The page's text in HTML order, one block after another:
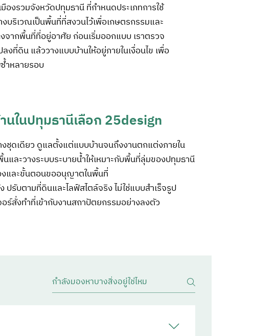
องรวมจังหวัดปทุมธานี ที่กำหนดประเภทการใช้
บริเวณเป็นพื้นที่ที่สงวนไว้เพื่อเกษตรกรรมและ
ากพื้นที่ที่อยู่อาศัย ก่อนเริ่มออกแบบ เราตรวจ
ที่ดิน แล้ววางแบบบ้านให้อยู่ภายในเงื่อนไข เพื่อ
ำหลายรอบ
นในปทุมธานีเลือก 25design
ชุดเดียว ดูแลตั้งแต่แบบบ้านจนถึงงานตกแต่งภายใน
และวางระบบระบายน้ำให้เหมาะกับพื้นที่ลุ่มของปทุมธานี
งและขั้นตอนขออนุญาตในพื้นที่
ปรับตามที่ดินและไลฟ์สไตล์จริง ไม่ใช่แบบสำเร็จรูป
ร์สั่งทำที่เข้ากับงานสถาปัตยกรรมอย่างลงตัว